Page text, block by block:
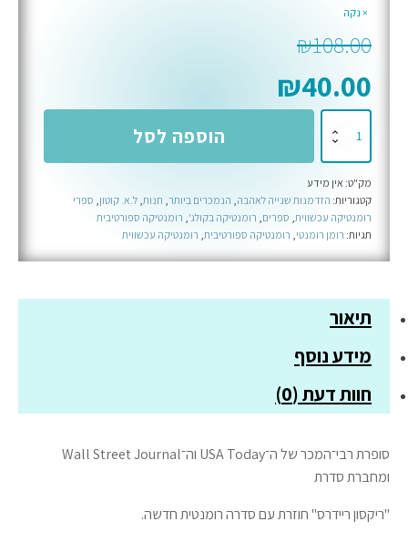
נקה
₪108.00
₪40.00
לפני
הקרח
-
ספר
בסדרת
לייקשור
הוספה לסל
מק"ט: אין מידע
קטגוריות: הזדמנות שנייה לאהבה הנמכרים ביותר חנות ל.א. קוטון ספרי
רומנטיקה עכשווית ספרים רומנטיקה בקולג' רומנטיקה ספורטיבית
תגיות: רומן רומנטי רומנטיקה ספורטיבית רומנטיקה עכשווית
תיאור
מידע נוסף
חוות דעת (0)
סופרת רבי־המכר של ה־USA Today וה־Wall Street Journal
ומחברת סדרת
"ריקסון ריידרס" חוזרת עם סדרה רומנטית חדשה.